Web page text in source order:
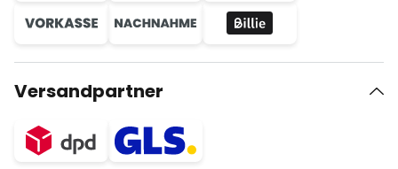
Versandpartner